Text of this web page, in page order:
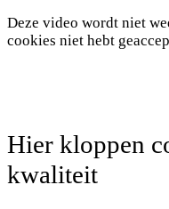
Deze video wordt niet
cookies niet hebt
Hier kloppen
kwaliteit